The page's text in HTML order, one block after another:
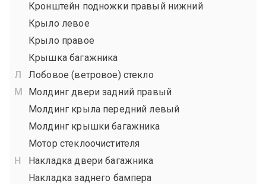
Кронштейн подножки правый нижний
Крыло левое
Крыло правое
Крышка багажника
Лобовое (ветровое) стекло
Молдинг двери задний правый
Молдинг крыла передний левый
Молдинг крышки багажника
Мотор стеклоочистителя
Накладка двери багажника
Накладка заднего бампера